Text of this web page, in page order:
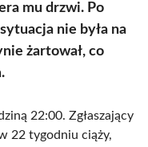
mu drzwi. Po
nie była na
żartował, co
22:00. Zgłaszający
22 tygodniu ciąży,